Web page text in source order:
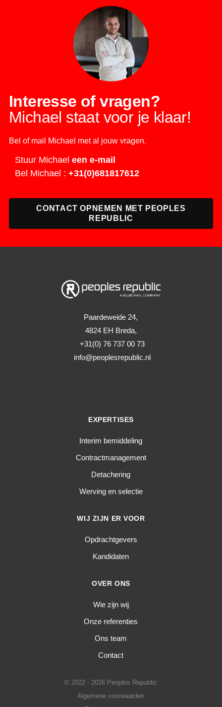
Interesse of vragen?
Michael staat voor je klaar!
Bel of mail Michael met al jouw vragen.
Stuur Michael een e-mail
Bel Michael : +31(0)681817612
CONTACT OPNEMEN MET PEOPLES
REPUBLIC
Paardeweide 24,
4824 EH Breda,
+31(0) 76 737 00 73
info@peoplesrepublic.nl
EXPERTISES
Interim bemiddeling
Contractmanagement
Detachering
Werving en selectie
WIJ ZIJN ER VOOR
Opdrachtgevers
Kandidaten
OVER ONS
Wie zijn wij
Onze referenties
Ons team
Contact
© 2022 - 2026 Peoples Republic
Algemene voorwaarden